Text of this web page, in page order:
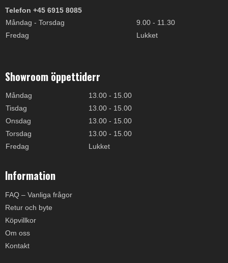
Telefon +45 6915 8085
Måndag - Torsdag
9.00 - 11.30
Fredag
Lukket
Showroom öppettiderr
Måndag
13.00 - 15.00
Tisdag
13.00 - 15.00
Onsdag
13.00 - 15.00
Torsdag
13.00 - 15.00
Fredag
Lukket
Information
FAQ – Vanliga frågor
Retur och byte
Köpvillkor
Om oss
Kontakt